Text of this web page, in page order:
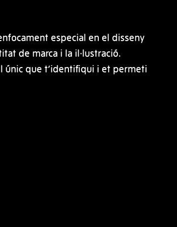
especial en el disseny
de marca i la il·lustració.
únic que t’identifiqui i et permeti